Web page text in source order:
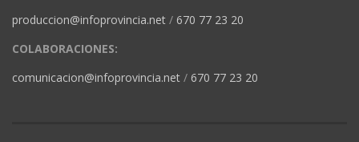
produccion@infoprovincia.net / 670 77 23 20
COLABORACIONES:
comunicacion@infoprovincia.net / 670 77 23 20